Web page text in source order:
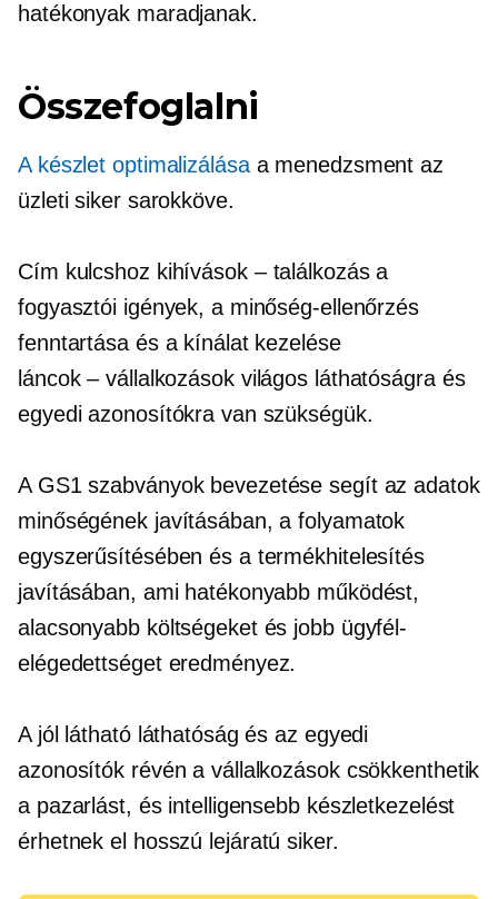
hatékonyak maradjanak.
Összefoglalni
A készlet optimalizálásaa menedzsment az
üzleti siker sarokköve.
Cím kulcshoz kihívások – találkozása
fogyasztói igények, a minőség-ellenőrzés
fenntartása és a kínálat kezelése
láncok – vállalkozásokvilágos láthatóságra és
egyedi azonosítókra van szükségük.
A GS1 szabványok bevezetése segít az adatok
minőségének javításában, a folyamatok
egyszerűsítésében és a termékhitelesítés
javításában, ami hatékonyabb működést,
alacsonyabb költségeket és jobb ügyfél-
elégedettséget eredményez.
A jól látható láthatóság és az egyedi
azonosítók révén a vállalkozások csökkenthetik
a pazarlást, és intelligensebb készletkezelést
érhetnek el hosszú lejáratú siker.